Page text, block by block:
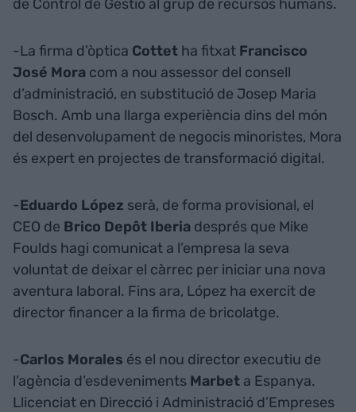
de Control de Gestió al grup de recursos humans.
-La firma d’òptica Cottet ha fitxat Francisco
José Mora com a nou assessor del consell
d’administració, en substitució de Josep Maria
Bosch. Amb una llarga experiència dins del món
del desenvolupament de negocis minoristes, Mora
és expert en projectes de transformació digital.
-Eduardo López serà, de forma provisional, el
CEO de Brico Depôt Iberia després que Mike
Foulds hagi comunicat a l’empresa la seva
voluntat de deixar el càrrec per iniciar una nova
aventura laboral. Fins ara, López ha exercit de
director financer a la firma de bricolatge.
-Carlos Morales és el nou director executiu de
l’agència d’esdeveniments Marbet a Espanya.
Llicenciat en Direcció i Administració d’Empreses